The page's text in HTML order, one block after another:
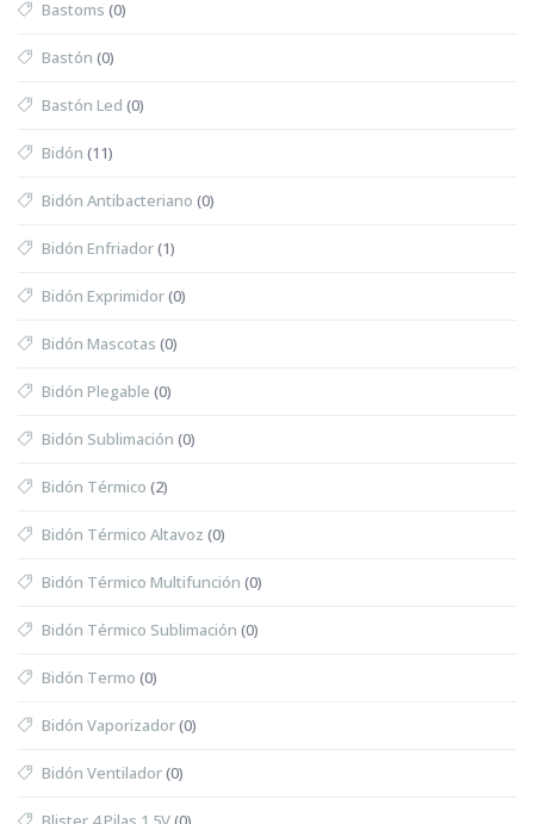
Bastoms (0)
Bastón (0)
Bastón Led (0)
Bidón (11)
Bidón Antibacteriano (0)
Bidón Enfriador(1)
Bidón Exprimidor(0)
Bidón Mascotas (0)
Bidón Plegable (0)
Bidón Sublimación (0)
Bidón Térmico (2)
Bidón Térmico Altavoz (0)
Bidón Térmico Multifunción (0)
Bidón Térmico Sublimación (0)
Bidón Termo (0)
Bidón Vaporizador(0)
Bidón Ventilador(0)